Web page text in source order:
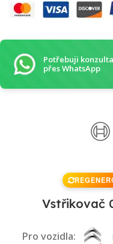
Potřebuji
přes WhatsApp
Vstřikovač
Pro vozidla: